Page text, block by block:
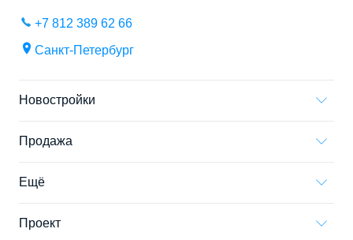
+7 812 389 62 66
Санкт-Петербург
Новостройки
Продажа
Ещё
Проект